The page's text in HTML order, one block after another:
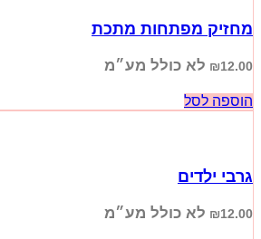
מחזיק מפתחות מתכת
₪12.00 לא כולל מע״מ
הוספה לסל
גרבי ילדים
₪12.00 לא כולל מע״מ